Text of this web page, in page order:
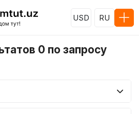
USD RU
0 по запросу